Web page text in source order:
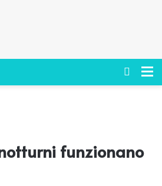
Cerca
funzionano